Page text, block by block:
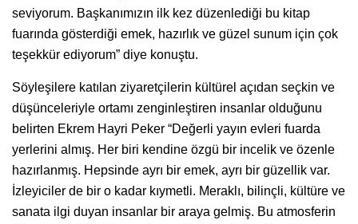
seviyorum. Başkanımızın ilk kez düzenlediği bu kitap
fuarında gösterdiği emek, hazırlık ve güzel sunum için çok
teşekkür ediyorum” diye konuştu.
Söyleşilere katılan ziyaretçilerin kültürel açıdan seçkin ve
düşünceleriyle ortamı zenginleştiren insanlar olduğunu
belirten Ekrem Hayri Peker “Değerli yayın evleri fuarda
yerlerini almış. Her biri kendine özgü bir incelik ve özenle
hazırlanmış. Hepsinde ayrı bir emek, ayrı bir güzellik var.
İzleyiciler de bir o kadar kıymetli. Meraklı, bilinçli, kültüre ve
sanata ilgi duyan insanlar bir araya gelmiş. Bu atmosferin